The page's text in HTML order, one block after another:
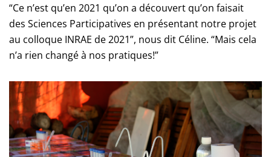
“Ce n’est qu’en 2021 qu’on a découvert qu’on faisait
des Sciences Participatives en présentant notre projet
au colloque INRAE de 2021”, nous dit Céline. “Mais cela
n’a rien changé à nos pratiques!”